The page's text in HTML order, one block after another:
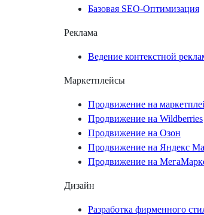
Базовая SEO-Оптимизация
Реклама
Ведение контекстной
Маркетплейсы
Продвижение на
Продвижение на Wildberries
Продвижение на Озон
Продвижение на Яндекс
Продвижение на
Дизайн
Разработка фирменного